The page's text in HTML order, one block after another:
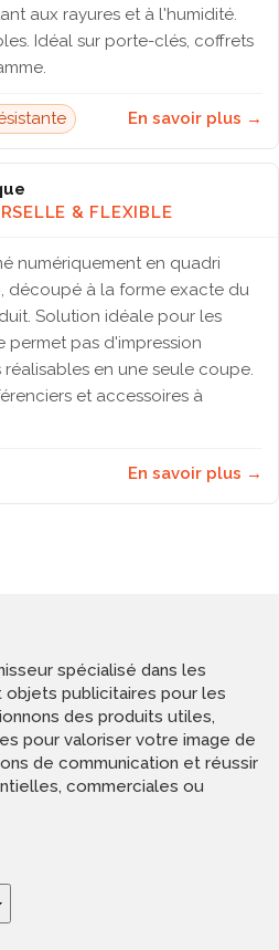
aux rayures et à l'humidité.
Idéal sur porte-clés, coffrets
En savoir plus →
& FLEXIBLE
numériquement en quadri
découpé à la forme exacte du
Solution idéale pour les
permet pas d'impression
en une seule coupe.
et accessoires à
En savoir plus →
spécialisé dans les
publicitaires pour les
des produits utiles,
pour valoriser votre image de
de communication et réussir
commerciales ou